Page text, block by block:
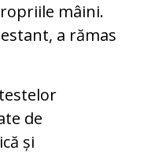
mâini.
a rămas
de
și